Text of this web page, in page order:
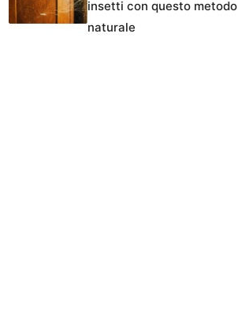
insetti con questo metodo
naturale